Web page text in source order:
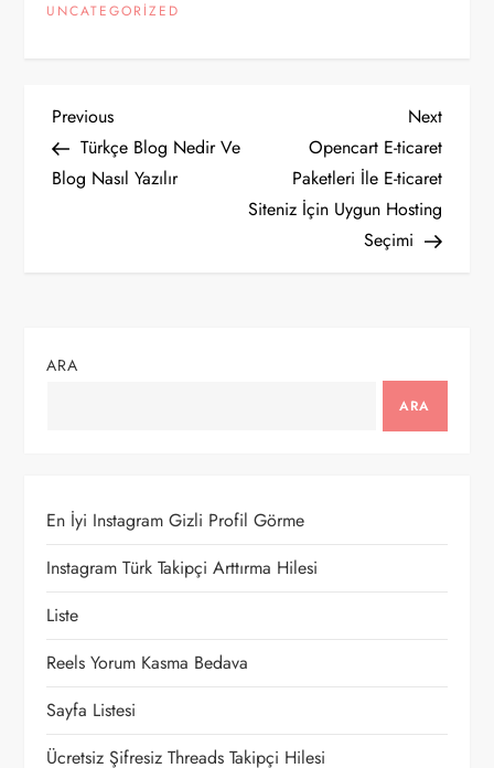
UNCATEGORIZED
Y
a
e
n
m
e
s
i
Previous
Post
Previous
Türkçe Blog Nedir Ve
Blog Nasıl Yazılır
Next
Post
Next
Opencart E-ticaret
Paketleri İle E-ticaret
Siteniz İçin Uygun Hosting
Seçimi
ARA
ARA
En İyi Instagram Gizli Profil Görme
Instagram Türk Takipçi Arttırma Hilesi
Liste
Reels Yorum Kasma Bedava
Sayfa Listesi
Ücretsiz Şifresiz Threads Takipçi Hilesi